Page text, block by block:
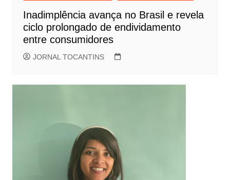
Inadimplência avança no Brasil e revela
ciclo prolongado de endividamento
entre consumidores
JORNAL TOCANTINS